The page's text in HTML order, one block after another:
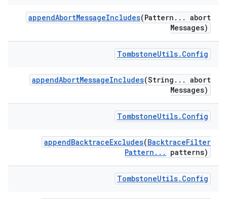
appendAbortMessageIncludes(Pattern . . . abort
Messages)
TombstoneUtils. Config
appendAbortMessageIncludes(String . . . abort
Messages)
TombstoneUtils. Config
appendBacktraceExcludes(BacktraceFilter
Pattern . . . patterns)
TombstoneUtils. Config